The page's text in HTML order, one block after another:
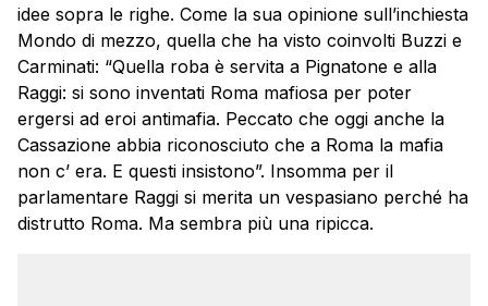
idee sopra le righe. Come la sua opinione sull’inchiesta
Mondo di mezzo, quella che ha visto coinvolti Buzzi e
Carminati: “Quella roba è servita a Pignatone e alla
Raggi: si sono inventati Roma mafiosa per poter
ergersi ad eroi antimafia. Peccato che oggi anche la
Cassazione abbia riconosciuto che a Roma la mafia
non c’ era. E questi insistono”. Insomma per il
parlamentare Raggi si merita un vespasiano perché ha
distrutto Roma. Ma sembra più una ripicca.